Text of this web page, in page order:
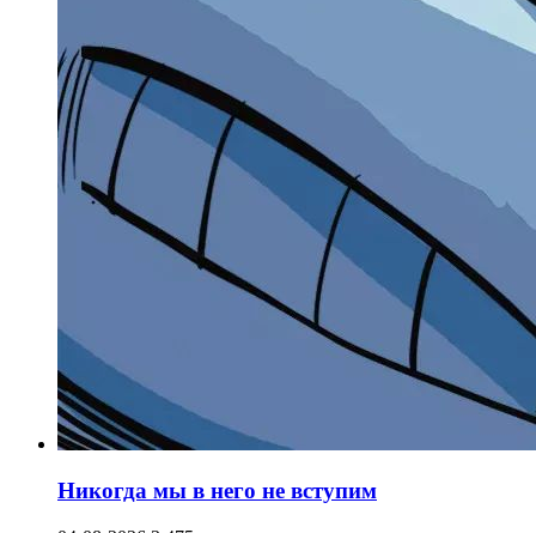
Никогда мы в него не вступим